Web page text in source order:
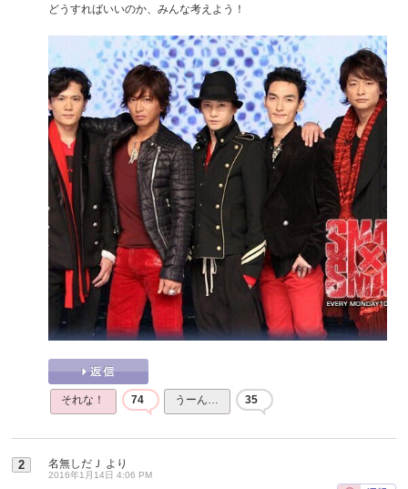
どうすればいいのか、みんな考えよう！
それな！ 74 うーん… 35
2 名無しだＪ より
2016年1月14日 4:06 PM